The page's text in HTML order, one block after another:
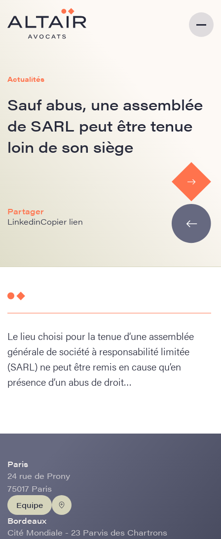
Actualités
Sauf abus, une assemblée
de SARL peut être tenue
loin de son siège
Partager
LinkedinCopier lien
Le lieu choisi pour la tenue d’une assemblée
générale de société à responsabilité limitée
(SARL) ne peut être remis en cause qu’en
présence d’un abus de droit…
Paris
24 rue de Prony
75017 Paris
Equipe
Bordeaux
Cité Mondiale - 23 Parvis des Chartrons